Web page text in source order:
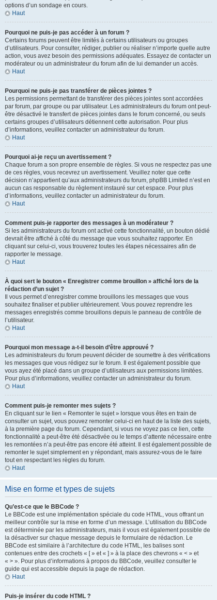
options d’un sondage en cours.
Haut
Pourquoi ne puis-je pas accéder à un forum ?
Certains forums peuvent être limités à certains utilisateurs ou groupes
d’utilisateurs. Pour consulter, rédiger, publier ou réaliser n’importe quelle autre
action, vous avez besoin des permissions adéquates. Essayez de contacter un
modérateur ou un administrateur du forum afin de lui demander un accès.
Haut
Pourquoi ne puis-je pas transférer de pièces jointes ?
Les permissions permettant de transférer des pièces jointes sont accordées
par forum, par groupe ou par utilisateur. Les administrateurs du forum ont peut-
être désactivé le transfert de pièces jointes dans le forum concerné, ou seuls
certains groupes d’utilisateurs détiennent cette autorisation. Pour plus
d’informations, veuillez contacter un administrateur du forum.
Haut
Pourquoi ai-je reçu un avertissement ?
Chaque forum a son propre ensemble de règles. Si vous ne respectez pas une
de ces règles, vous recevrez un avertissement. Veuillez noter que cette
décision n’appartient qu’aux administrateurs du forum, phpBB Limited n’est en
aucun cas responsable du règlement instauré sur cet espace. Pour plus
d’informations, veuillez contacter un administrateur du forum.
Haut
Comment puis-je rapporter des messages à un modérateur ?
Si les administrateurs du forum ont activé cette fonctionnalité, un bouton dédié
devrait être affiché à côté du message que vous souhaitez rapporter. En
cliquant sur celui-ci, vous trouverez toutes les étapes nécessaires afin de
rapporter le message.
Haut
À quoi sert le bouton « Enregistrer comme brouillon » affiché lors de la
rédaction d’un sujet ?
Il vous permet d’enregistrer comme brouillons les messages que vous
souhaitez finaliser et publier ultérieurement. Vous pouvez reprendre les
messages enregistrés comme brouillons depuis le panneau de contrôle de
l’utilisateur.
Haut
Pourquoi mon message a-t-il besoin d’être approuvé ?
Les administrateurs du forum peuvent décider de soumettre à des vérifications
les messages que vous rédigez sur le forum. Il est également possible que
vous ayez été placé dans un groupe d’utilisateurs aux permissions limitées.
Pour plus d’informations, veuillez contacter un administrateur du forum.
Haut
Comment puis-je remonter mes sujets ?
En cliquant sur le lien « Remonter le sujet » lorsque vous êtes en train de
consulter un sujet, vous pouvez remonter celui-ci en haut de la liste des sujets,
à la première page du forum. Cependant, si vous ne voyez pas ce lien, cette
fonctionnalité a peut-être été désactivée ou le temps d’attente nécessaire entre
les remontées n’a peut-être pas encore été atteint. Il est également possible de
remonter le sujet simplement en y répondant, mais assurez-vous de le faire
tout en respectant les règles du forum.
Haut
Mise en forme et types de sujets
Qu’est-ce que le BBCode ?
Le BBCode est une implémentation spéciale du code HTML, vous offrant un
meilleur contrôle sur la mise en forme d’un message. L’utilisation du BBCode
est déterminée par les administrateurs, mais il vous est également possible de
la désactiver sur chaque message depuis le formulaire de rédaction. Le
BBCode est similaire à l’architecture du code HTML, les balises sont
contenues entre des crochets « [ » et « ] » à la place des chevrons « < » et
« > ». Pour plus d’informations à propos du BBCode, veuillez consulter le
guide qui est accessible depuis la page de rédaction.
Haut
Puis-je insérer du code HTML ?